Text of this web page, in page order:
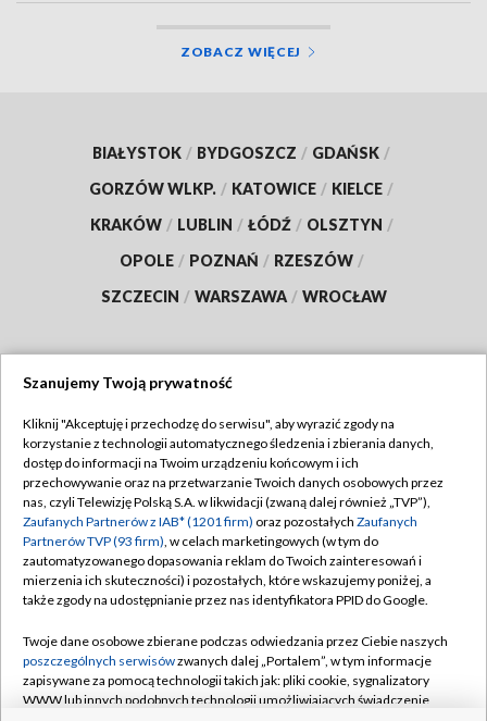
ZOBACZ WIĘCEJ
BIAŁYSTOK / BYDGOSZCZ / GDAŃSK /
GORZÓW WLKP. / KATOWICE / KIELCE /
KRAKÓW / LUBLIN / ŁÓDŹ / OLSZTYN /
OPOLE / POZNAŃ / RZESZÓW /
SZCZECIN / WARSZAWA / WROCŁAW
TVP
Abonament TVP
Emisja w TVP
Centrum informacji TVP
Naziemna Telewizja Cyfrowa
Rada Programowa
System NOS
Regulamin TVP
Polityka prywatności
Moje zgody
Pomoc
Kontakt
Szanujemy Twoją prywatność
Kliknij "Akceptuję i przechodzę do serwisu", aby wyrazić zgody na
korzystanie z technologii automatycznego śledzenia i zbierania danych,
dostęp do informacji na Twoim urządzeniu końcowym i ich
przechowywanie oraz na przetwarzanie Twoich danych osobowych przez
nas, czyli Telewizję Polską S.A. w likwidacji (zwaną dalej również „TVP”),
Zaufanych Partnerów z IAB* (1201 firm) oraz pozostałych Zaufanych
Partnerów TVP (93 firm), w celach marketingowych (w tym do
zautomatyzowanego dopasowania reklam do Twoich zainteresowań i
mierzenia ich skuteczności) i pozostałych, które wskazujemy poniżej, a
także zgody na udostępnianie przez nas identyfikatora PPID do Google.
Twoje dane osobowe zbierane podczas odwiedzania przez Ciebie naszych
poszczególnych serwisówzwanych dalej „Portalem”, w tym informacje
zapisywane za pomocą technologii takich jak: pliki cookie, sygnalizatory
WWW lub innych podobnych technologii umożliwiających świadczenie